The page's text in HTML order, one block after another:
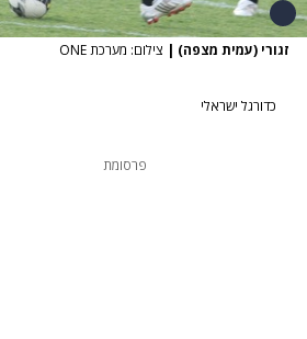
זגורי (עמית מצפה) | צילום: מערכת ONE
כדורגל ישראלי
פרסומת